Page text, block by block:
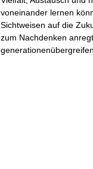
voneinander lernen
Sichtweisen auf die
zum Nachdenken